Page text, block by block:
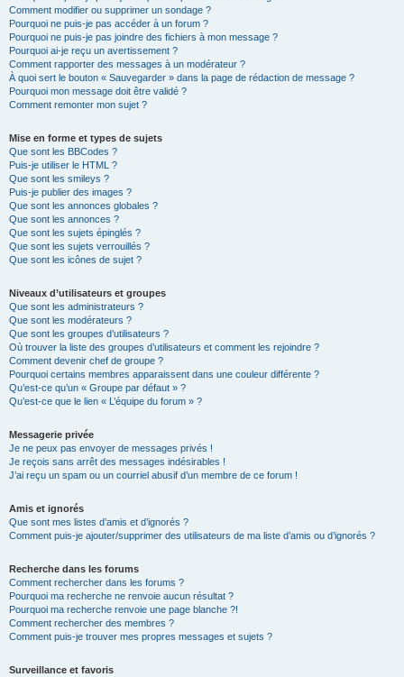
Comment modifier ou supprimer un sondage ?
Pourquoi ne puis-je pas accéder à un forum ?
Pourquoi ne puis-je pas joindre des fichiers à mon message ?
Pourquoi ai-je reçu un avertissement ?
Comment rapporter des messages à un modérateur ?
À quoi sert le bouton « Sauvegarder » dans la page de rédaction de message ?
Pourquoi mon message doit être validé ?
Comment remonter mon sujet ?
Mise en forme et types de sujets
Que sont les BBCodes ?
Puis-je utiliser le HTML ?
Que sont les smileys ?
Puis-je publier des images ?
Que sont les annonces globales ?
Que sont les annonces ?
Que sont les sujets épinglés ?
Que sont les sujets verrouillés ?
Que sont les icônes de sujet ?
Niveaux d’utilisateurs et groupes
Que sont les administrateurs ?
Que sont les modérateurs ?
Que sont les groupes d’utilisateurs ?
Où trouver la liste des groupes d’utilisateurs et comment les rejoindre ?
Comment devenir chef de groupe ?
Pourquoi certains membres apparaissent dans une couleur différente ?
Qu’est-ce qu’un « Groupe par défaut » ?
Qu’est-ce que le lien « L’équipe du forum » ?
Messagerie privée
Je ne peux pas envoyer de messages privés !
Je reçois sans arrêt des messages indésirables !
J’ai reçu un spam ou un courriel abusif d’un membre de ce forum !
Amis et ignorés
Que sont mes listes d’amis et d’ignorés ?
Comment puis-je ajouter/supprimer des utilisateurs de ma liste d’amis ou d’ignorés ?
Recherche dans les forums
Comment rechercher dans les forums ?
Pourquoi ma recherche ne renvoie aucun résultat ?
Pourquoi ma recherche renvoie une page blanche ?!
Comment rechercher des membres ?
Comment puis-je trouver mes propres messages et sujets ?
Surveillance et favoris